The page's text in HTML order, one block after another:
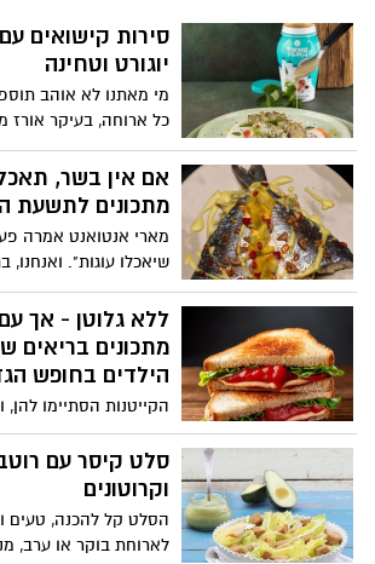
סירות קישואים
יוגורט וטחינה
מי מאתנו לא אוהב
כל ארוחה, בעיקר אורז
ועשיר! קוקי, המותג
במטבח, חולק מתכון
תוך 25 דקות- ללא
שבזכות השקית האטומה
וגרגר.
מתכונים לתשעת
מארי אנטואנט אמרה
שיאכלו עוגות".
מהישראלים נמנעים
אם אין בשר, אין צורך
מתכוני דגים מיוחדים
התקופה הלא פשוטה.
והדרים מרענן ועד לקוד
עשיר, אלו מתכונים
שלכם למושקעת
שבדרך! המתכונים
של מותג מוצרי החשמל Küppersbusch
ללא גלוטן - אך
מתכונים בריאים
הילדים בחופש
הקייטנות הסתיימו להן,
במשך שעות בבית –
ועם חוסר באוכל בריא.
לילדים אשר רגישים
מתכונים ללא גלוטן
להכין עם הילדים בבית
סלט קיסר עם
וקרוטונים
הסלט קל להכנה, טעים
לארוחת בוקר או ערב,